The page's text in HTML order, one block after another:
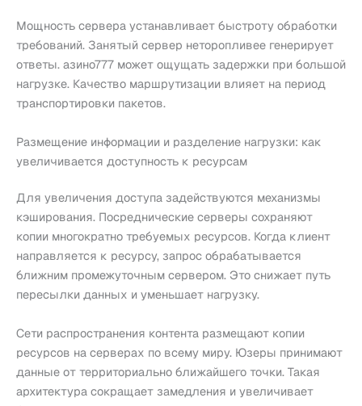
Мощность сервера устанавливает быстроту обработки
требований. Занятый сервер неторопливее генерирует
ответы. азино777 может ощущать задержки при большой
нагрузке. Качество маршрутизации влияет на период
транспортировки пакетов.
Размещение информации и разделение нагрузки: как
увеличивается доступность к ресурсам
Для увеличения доступа задействуются механизмы
кэширования. Посреднические серверы сохраняют
копии многократно требуемых ресурсов. Когда клиент
направляется к ресурсу, запрос обрабатывается
ближним промежуточным сервером. Это снижает путь
пересылки данных и уменьшает нагрузку.
Сети распространения контента размещают копии
ресурсов на серверах по всему миру. Юзеры принимают
данные от территориально ближайшего точки. Такая
архитектура сокращает замедления и увеличивает